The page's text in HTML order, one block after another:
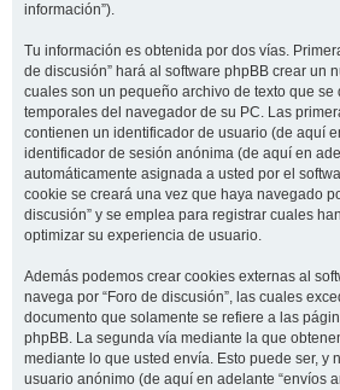
información”).
Tu información es obtenida por dos vías.
de discusión” hará al software phpBB crear un
cuales son un pequeño archivo de texto que
temporales del navegador de su PC. Las
contienen un identificador de usuario (de aquí
identificador de sesión anónima (de aquí en
automáticamente asignada a usted por el
cookie se creará una vez que haya navegado
discusión” y se emplea para registrar cuales
optimizar su experiencia de usuario.
Además podemos crear cookies externas al
navega por “Foro de discusión”, las cuales
documento que solamente se refiere a las
phpBB. La segunda vía mediante la que
mediante lo que usted envía. Esto puede ser, y
usuario anónimo (de aquí en adelante “envíos